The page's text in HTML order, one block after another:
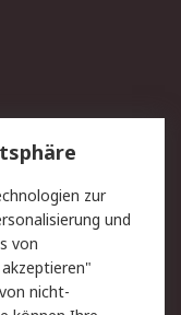
zur
und
von
nicht-